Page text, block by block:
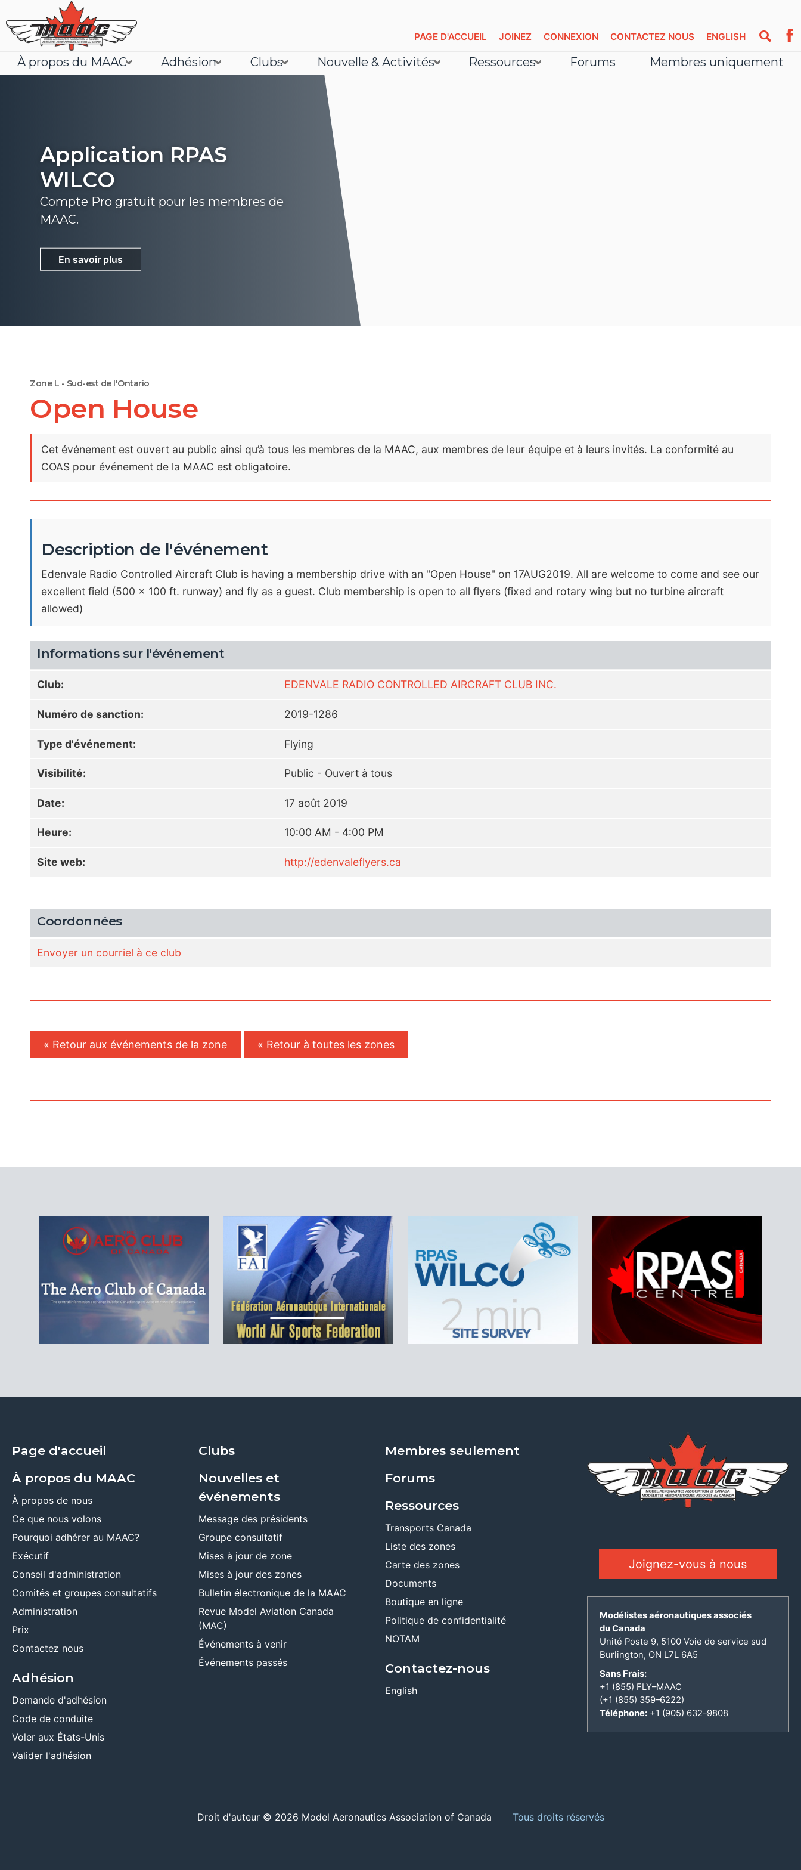
ENGLISH
CONTACTEZ NOUS
CONNEXION
JOINEZ
PAGE D'ACCUEIL
À propos du MAAC Adhésion Clubs Nouvelle & Activités Ressources Forums Membres uniquement
Application RPAS
WILCO
Compte Pro gratuit pour les membres de
MAAC.
En savoir plus
Joignez
Zone L - Sud-est de l'Ontario
Open House
Cet événement est ouvert au public ainsi qu’à tous les membres de la MAAC, aux membres de leur équipe et à leurs invités. La conformité au
COAS pour événement de la MAAC est obligatoire.
Description de l'événement
Edenvale Radio Controlled Aircraft Club is having a membership drive with an "Open House" on 17AUG2019. All are welcome to come and see our
excellent field (500 x 100 ft. runway) and fly as a guest. Club membership is open to all flyers (fixed and rotary wing but no turbine aircraft
allowed)
Informations sur l'événement
Club: EDENVALE RADIO CONTROLLED AIRCRAFT CLUB INC.
Numéro de sanction: 2019-1286
Type d'événement: Flying
Visibilité: Public - Ouvert à tous
Date: 17 août 2019
Heure: 10:00 AM - 4:00 PM
Site web: http://edenvaleflyers.ca
Coordonnées
Envoyer un courriel à ce club
« Retour aux événements de la zone « Retour à toutes les zones
Page d'accueil
À propos du MAAC
À propos de nous
Ce que nous volons
Pourquoi adhérer au MAAC?
Exécutif
Conseil d'administration
Comités et groupes consultatifs
Administration
Prix
Contactez nous
Adhésion
Demande d'adhésion
Code de conduite
Voler aux États-Unis
Valider l'adhésion
Clubs
Nouvelles et
événements
Message des présidents
Groupe consultatif
Mises à jour de zone
Mises à jour des zones
Bulletin électronique de la MAAC
Revue Model Aviation Canada
(MAC)
Événements à venir
Événements passés
Membres seulement
Forums
Ressources
Transports Canada
Liste des zones
Carte des zones
Documents
Boutique en ligne
Politique de confidentialité
NOTAM
Contactez-nous
English
Joignez-vous à nous
Modélistes aéronautiques associés
du Canada
Unité Poste 9, 5100 Voie de service sud
Burlington, ON L7L 6A5
Sans Frais:
+1 (855) FLY–MAAC
(+1 (855) 359–6222)
Téléphone:+1 (905) 632–9808
Droit d'auteur © 2026 Model Aeronautics Association of Canada Tous droits réservés